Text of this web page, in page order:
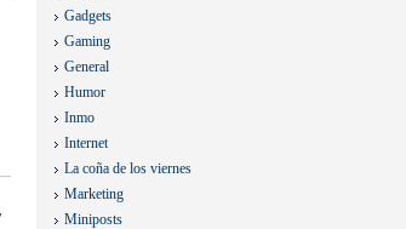
Gadgets
Gaming
General
Humor
Inmo
Internet
La coña de los viernes
Marketing
Miniposts